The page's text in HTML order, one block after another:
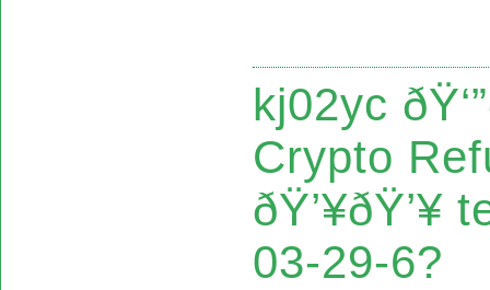
kj02yc
Crypto
ðŸ’¥ðŸ’¥
03-29-6?